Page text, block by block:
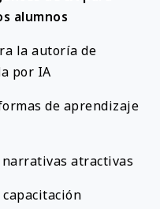
alumnos
la autoría de
por IA
de aprendizaje
atractivas